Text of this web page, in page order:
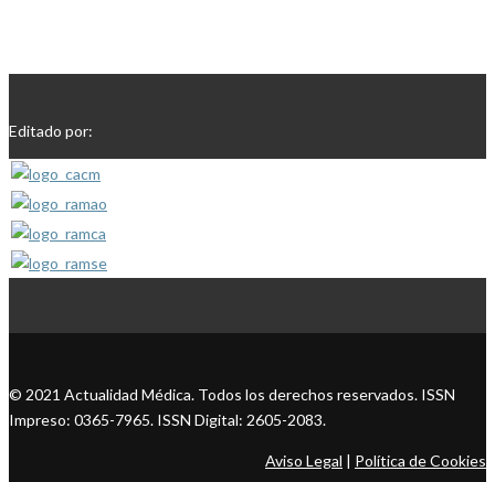
Editado por:
© 2021 Actualidad Médica. Todos los derechos reservados. ISSN
Impreso: 0365-7965. ISSN Digital: 2605-2083.
Aviso Legal | Política de Cookies